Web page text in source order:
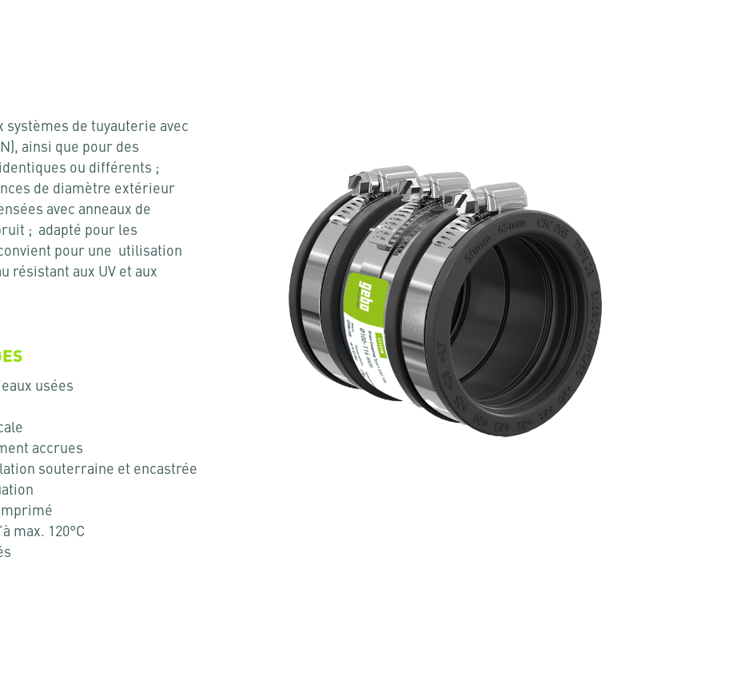
de tuyauterie avec
ainsi que pour des
ou différents ;
de diamètre extérieur
avec anneaux de
; adapté pour les
pour une utilisation
résistant aux UV et aux
usées
accrues
souterraine et encastrée
max. 120°C